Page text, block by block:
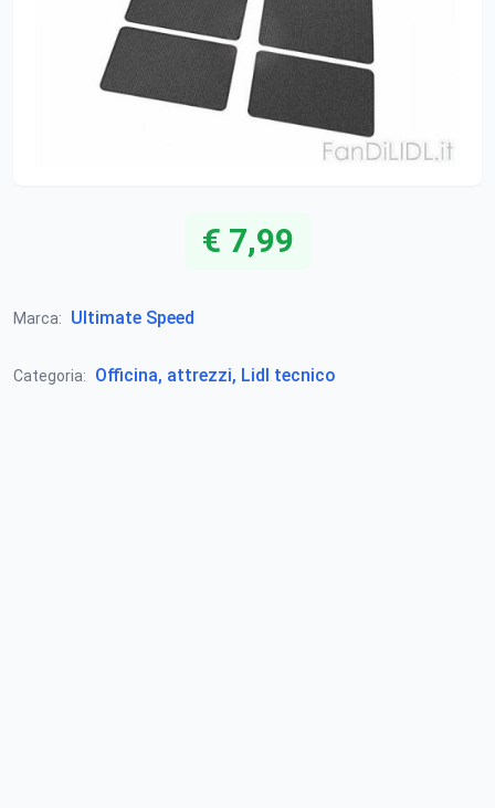
€ 7,99
Marca: Ultimate Speed
Categoria: Officina, attrezzi, Lidl tecnico